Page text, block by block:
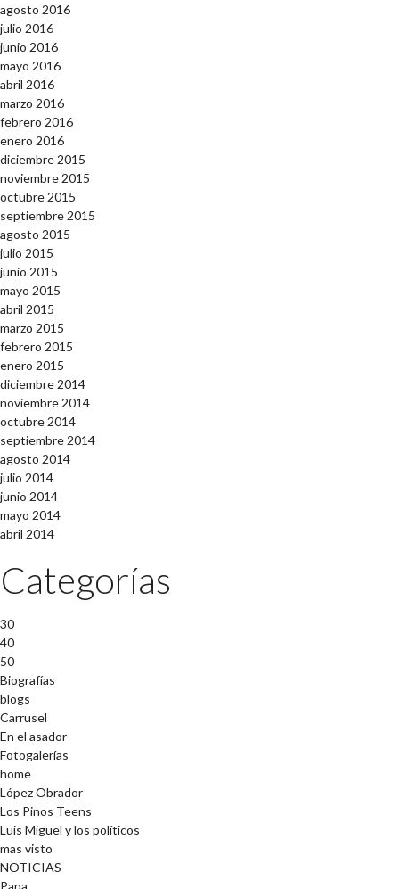
agosto 2016
julio 2016
junio 2016
mayo 2016
abril 2016
marzo 2016
febrero 2016
enero 2016
diciembre 2015
noviembre 2015
octubre 2015
septiembre 2015
agosto 2015
julio 2015
junio 2015
mayo 2015
abril 2015
marzo 2015
febrero 2015
enero 2015
diciembre 2014
noviembre 2014
octubre 2014
septiembre 2014
agosto 2014
julio 2014
junio 2014
mayo 2014
abril 2014
Categorías
30
40
50
Biografías
blogs
Carrusel
En el asador
Fotogalerías
home
López Obrador
Los Pinos Teens
Luis Miguel y los políticos
mas visto
NOTICIAS